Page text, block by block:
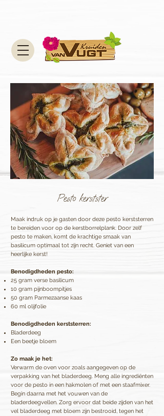
Pesto kerstster
Maak indruk op je gasten door deze pesto kerststerren
te bereiden voor op de kerstborrelplank. Door zelf
pesto te maken, komt de krachtige smaak van
basilicum optimaal tot zijn recht. Geniet van een
heerlijke kerst!
Benodigdheden pesto:
25 gram verse basilicum
10 gram pijnboompitjes
50 gram Parmezaanse kaas
60 ml olijfolie
Benodigdheden kerststerren:
Bladerdeeg
Een beetje bloem
Zo maak je het:
Verwarm de oven voor zoals aangegeven op de
verpakking van het bladerdeeg. Meng alle ingrediënten
voor de pesto in een hakmolen of met een staafmixer.
Begin daarna met het vouwen van de
bladerdeegvellen. Zorg ervoor dat beide zijden van het
vel bladerdeeg met bloem zijn bestrooid, tegen het